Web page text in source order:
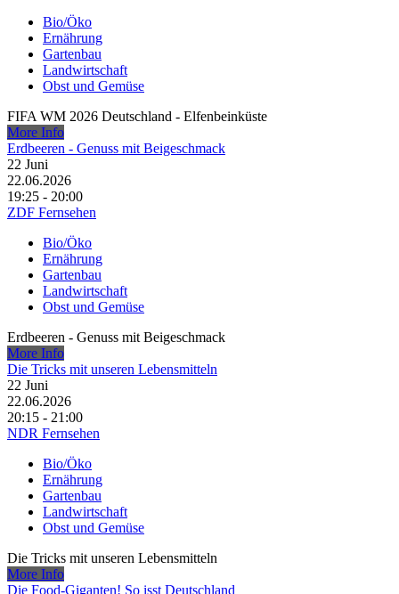
Bio/Öko
Ernährung
Gartenbau
Landwirtschaft
Obst und Gemüse
FIFA WM 2026 Deutschland - Elfenbeinküste
More Info
Erdbeeren - Genuss mit Beigeschmack
22 Juni
22.06.2026
19:25 - 20:00
ZDF Fernsehen
Bio/Öko
Ernährung
Gartenbau
Landwirtschaft
Obst und Gemüse
Erdbeeren - Genuss mit Beigeschmack
More Info
Die Tricks mit unseren Lebensmitteln
22 Juni
22.06.2026
20:15 - 21:00
NDR Fernsehen
Bio/Öko
Ernährung
Gartenbau
Landwirtschaft
Obst und Gemüse
Die Tricks mit unseren Lebensmitteln
More Info
Die Food-Giganten! So isst Deutschland